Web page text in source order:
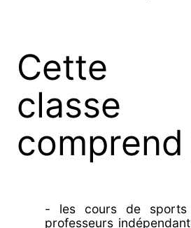
Cette
comprend
- les cours de sports
professeurs